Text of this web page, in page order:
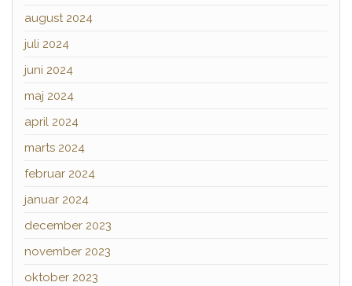
august 2024
juli 2024
juni 2024
maj 2024
april 2024
marts 2024
februar 2024
januar 2024
december 2023
november 2023
oktober 2023